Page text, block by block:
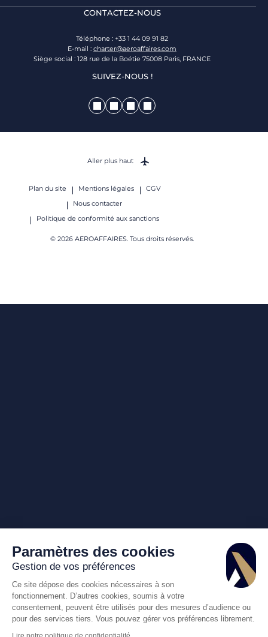
CONTACTEZ-NOUS
Téléphone : +33 1 44 09 91 82
E-mail : charter@aeroaffaires.com
Siège social : 128 rue de la Boétie 75008 Paris, FRANCE
SUIVEZ-NOUS !
Plan du site Mentions légales
CGV
Nous contacter
Politique de conformité aux sanctions
© 2026 AEROAFFAIRES. Tous droits réservés.
Aller plus haut
Paramètres des cookies
Gestion de vos préférences
Ce site dépose des cookies nécessaires à son
fonctionnement. D’autres cookies, soumis à votre
consentement, peuvent être utilisés pour des mesures d’audience ou
pour des services tiers. Vous pouvez gérer vos préférences librement.